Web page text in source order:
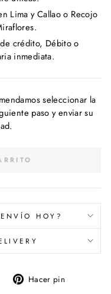
Lima y Callao o Recojo
crédito, Débito o
inmediata.
seleccionar la
paso y enviar su
HOY?
Tuitear Hacer pin